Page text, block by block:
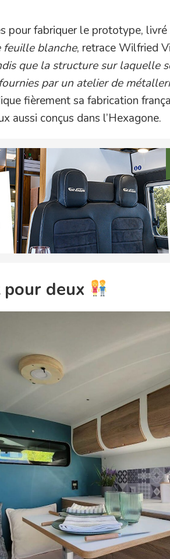
pour fabriquer le prototype,
feuille blanche, retrace Wilfried
que la structure sur laquelle
par un atelier de
fièrement sa fabrication
conçus dans l’Hexagone.
pour deux